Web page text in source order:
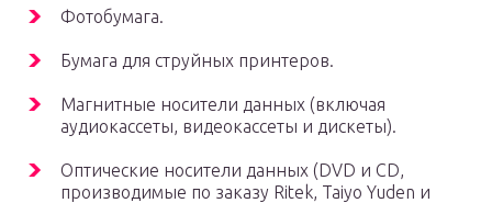
Фотобумага.
Бумага для струйных принтеров.
Магнитные носители данных (включая
аудиокассеты, видеокассеты и дискеты).
Оптические носители данных (DVD и CD,
производимые по заказу Ritek, Taiyo Yuden и